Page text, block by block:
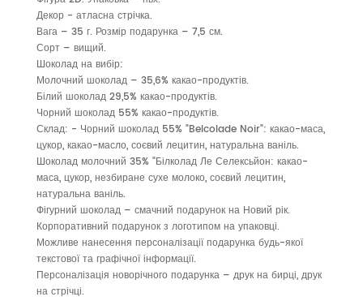
Декор - атласна стрічка.
Вага – 35 г. Розмір подарунка – 7,5 см.
Сорт – вищий.
Шоколад на вибір:
Молочний шоколад – 35,6% какао-продуктів.
Білий шоколад 29,5% какао-продуктів.
Чорний шоколад 55% какао-продуктів.
Склад: - Чорний шоколад 55% "Belcolade Noir": какао-маса,
цукор, какао-масло, соєвий лецитин, натуральна ваніль.
Шоколад молочний 35% "Білколад Ле Селексьйон: какао-
маса, цукор, незбиране сухе молоко, соєвий лецитин,
натуральна ваніль.
Фігурний шоколад – смачний подарунок на Новий рік.
Корпоративний подарунок з логотипом на упаковці.
Можливе нанесення персоналізації подарунка будь-якої
текстової та графічної інформації.
Персоналізація новорічного подарунка – друк на бирці, друк
на стрічці.